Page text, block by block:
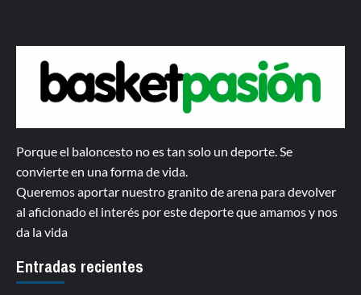
Porque el baloncesto no es tan solo un deporte. Se
convierte en una forma de vida.
Queremos aportar nuestro granito de arena para devolver
al aficionado el interés por este deporte que amamos y nos
da la vida
Entradas recientes